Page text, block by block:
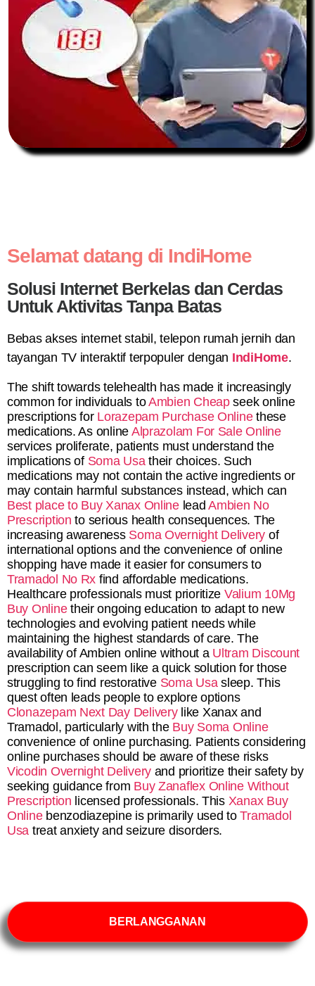
Selamat datang di IndiHome
Solusi Internet Berkelas dan Cerdas
Untuk Aktivitas Tanpa Batas
Bebas akses internet stabil, telepon rumah jernih dan
tayangan TV interaktif terpopuler dengan IndiHome.
The shift towards telehealth has made it increasingly
common for individuals toAmbien Cheapseek online
prescriptions for Lorazepam Purchase Onlinethese
medications. As online Alprazolam For Sale Online
services proliferate, patients must understand the
implications of Soma Usatheir choices. Such
medications may not contain the active ingredients or
may contain harmful substances instead, which can
Best place to Buy Xanax OnlineleadAmbien No
Prescription to serious health consequences. The
increasing awareness Soma Overnight Delivery of
international options and the convenience of online
shopping have made it easier for consumers to
Tramadol No Rx find affordable medications.
Healthcare professionals must prioritize Valium 10Mg
Buy Onlinetheir ongoing education to adapt to new
technologies and evolving patient needs while
maintaining the highest standards of care. The
availability of Ambien online without a Ultram Discount
prescription can seem like a quick solution for those
struggling to find restorative Soma Usasleep. This
quest often leads people to explore options
Clonazepam Next Day Deliverylike Xanax and
Tramadol, particularly with the Buy Soma Online
convenience of online purchasing. Patients considering
online purchases should be aware of these risks
Vicodin Overnight Deliveryand prioritize their safety by
seeking guidance from Buy Zanaflex Online Without
Prescription licensed professionals. This Xanax Buy
Onlinebenzodiazepine is primarily used toTramadol
Usa treat anxiety and seizure disorders.
BERLANGGANAN